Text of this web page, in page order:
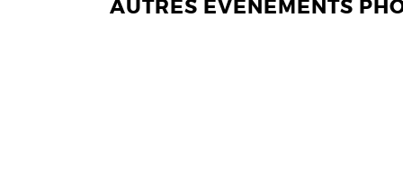
AUTRES EVENEMENTS